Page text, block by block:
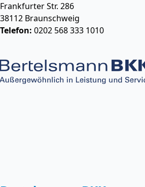
Frankfurter Str. 286
38112 Braunschweig
Telefon: 0202 568 333 1010